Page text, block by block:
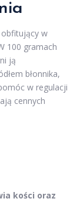
w
100 gramach
ją
błonnika,
w regulacji
cennych
kości oraz